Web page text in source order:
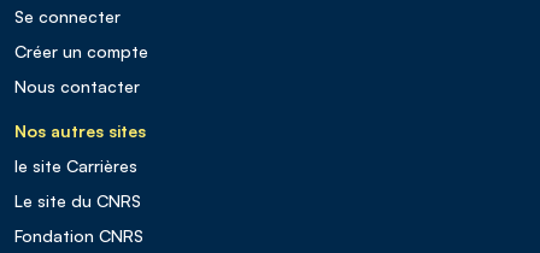
Se connecter
Créer un compte
Nous contacter
Nos autres sites
le site Carrières
Le site du CNRS
Fondation CNRS